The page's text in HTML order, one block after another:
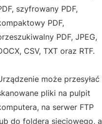
szyfrowany PDF,
PDF,
PDF, JPEG,
CSV, TXT oraz RTF.
może przesyłać
pliki na pulpit
na serwer FTP
do foldera sieciowego, a